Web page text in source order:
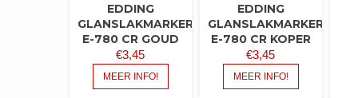
EDDING
GLANSLAKMARKER
E-780 CR GOUD
€3,45
MEER INFO!
EDDING
GLANSLAKMARKER
E-780 CR KOPER
€3,45
MEER INFO!